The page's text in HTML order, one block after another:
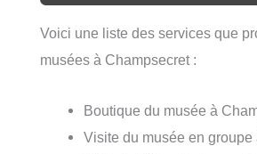
Voici une liste des services que
musées à Champsecret :
Boutique du musée à
Visite du musée en groupe